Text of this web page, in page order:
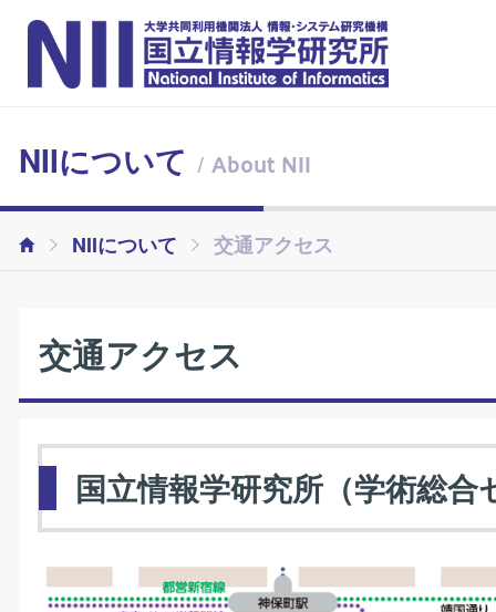
NIIについて / About NII
NIIについて 交通アクセス
交通アクセス
国立情報学研究所（学術総合